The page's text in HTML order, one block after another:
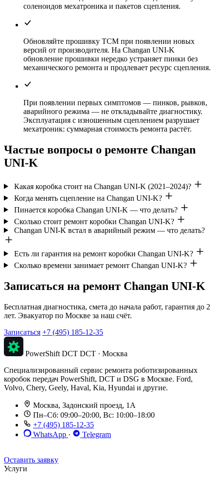
соленоидов мехатроника и пакетов сцепления.
Обновляйте прошивку TCM при появлении новых
версий от производителя. На Changan UNI-K
обновление прошивки нередко устраняет пинки без
механического ремонта и продлевает ресурс сцепления.
При появлении первых симптомов — пинков, рывков,
аварийного режима — не откладывайте диагностику.
Эксплуатация с изношенным сцеплением разрушает
мехатроник: суммарная стоимость ремонта растёт.
Частые вопросы о ремонте Changan
UNI-K
Какая коробка стоит на Changan UNI-K (2021–2024)?
Когда менять сцепление на Changan UNI-K?
Пинается коробка Changan UNI-K — что делать?
Сколько стоит ремонт коробки Changan UNI-K?
Changan UNI-K встал в аварийный режим — что делать?
Есть ли гарантия на ремонт коробки Changan UNI-K?
Сколько времени занимает ремонт Changan UNI-K?
Записаться на ремонт Changan UNI-K
Бесплатная диагностика, смета до начала работ, гарантия до 2
лет. Эвакуатор по Москве за наш счёт.
Записаться +7 (495) 185-12-35
PowerShift DCT DCT · Москва
Специализированный сервис ремонта роботизированных
коробок передач PowerShift, DCT и DSG в Москве. Ford,
Volvo, Chery, Geely, Haval, Kia, Hyundai и другие.
Москва, Задонский проезд, 1А
Пн–Сб: 09:00–20:00, Вс: 10:00–18:00
+7 (495) 185-12-35
WhatsApp ·
Telegram
Оставить заявку
Услуги